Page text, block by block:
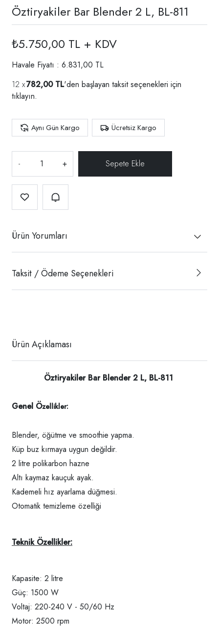
Öztiryakiler Bar Blender 2 L, BL-811
₺5.750,00 TL + KDV
Havale Fiyatı : 6.831,00 TL
782,00 TL'den başlayan taksit seçenekleri için
tıklayın.
Aynı Gün Kargo Ücretsiz Kargo
- +
Ürün Yorumları
Taksit / Ödeme Seçenekleri
Ürün Açıklaması
Öztiryakiler Bar Blender 2 L, BL-811
Genel Özellikler:
Blender, öğütme ve smoothie yapma.
Küp buz kırmaya uygun değildir.
2 litre polikarbon hazne
Altı kaymaz kauçuk ayak.
Kademeli hız ayarlama düğmesi.
Otomatik temizleme özelliği
Teknik Özellikler:
Kapasite: 2 litre
Güç: 1500 W
Voltaj: 220-240 V - 50/60 Hz
Motor: 2500 rpm